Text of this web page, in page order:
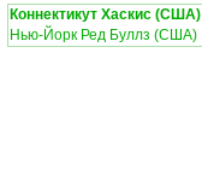
Коннектикут Хаскис (США)
Нью-Йорк Ред Буллз (США)